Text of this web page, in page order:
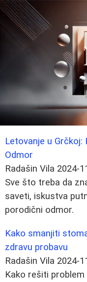
Letovanje u
Odmor
Radašin Vila 2024-
Sve što treba da
saveti, iskustva
porodični odmor.
Kako smanjiti
zdravu probavu
Radašin Vila 2024-
Kako rešiti